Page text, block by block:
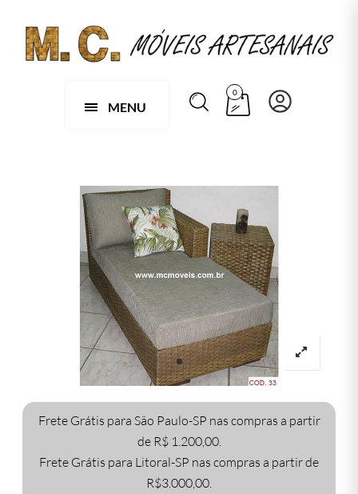
MENU
0
Frete Grátis para São Paulo-SP nas compras a partir
de R$ 1.200,00.
Frete Grátis para Litoral-SP nas compras a partir de
R$3.000,00.